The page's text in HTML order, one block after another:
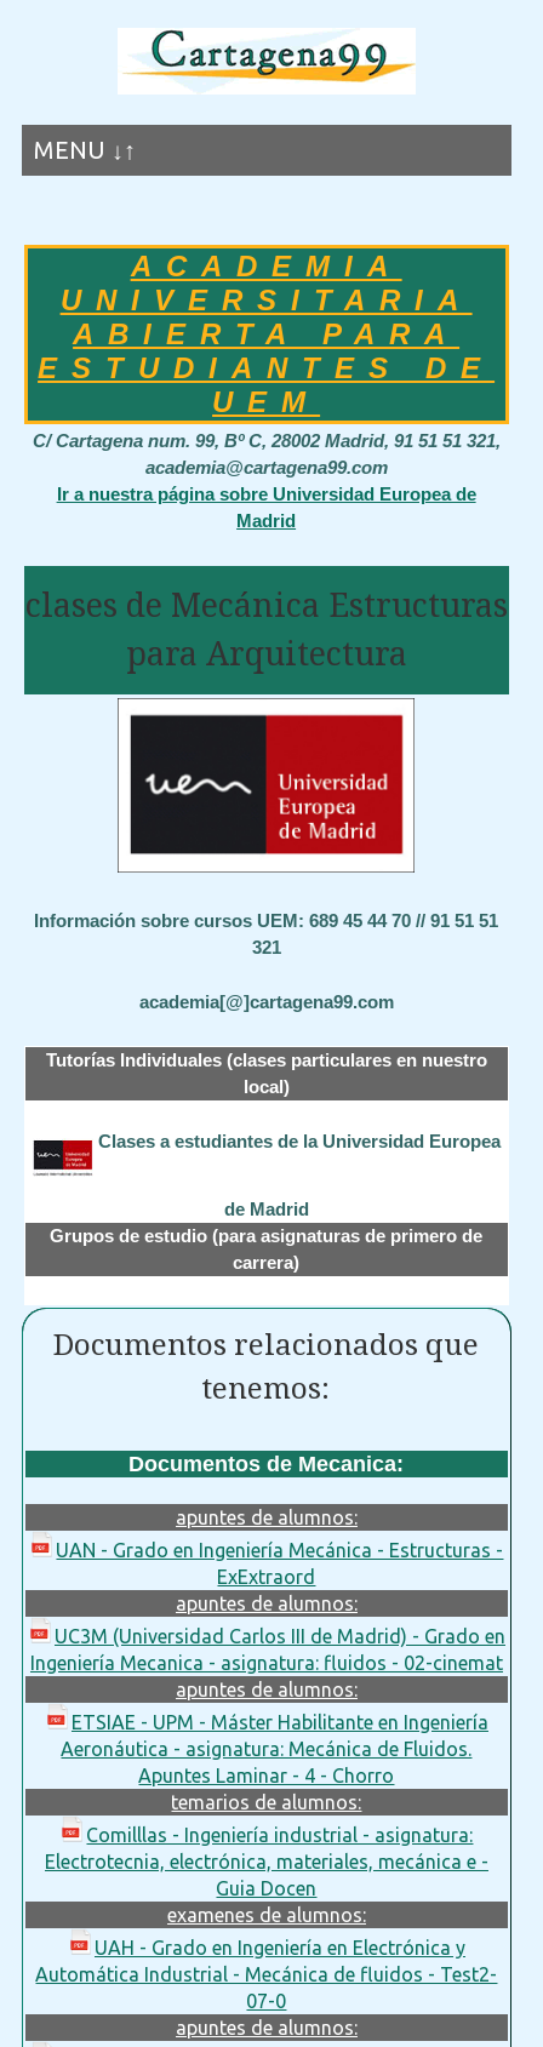
MENU ↓↑
ACADEMIA
UNIVERSITARIA
ABIERTA PARA
ESTUDIANTES DE
UEM
C/ Cartagena num. 99, Bº C, 28002 Madrid, 91 51 51 321,
academia@cartagena99.com
Ir a nuestra página sobre Universidad Europea de
Madrid
clases de Mecánica Estructuras
para Arquitectura
Información sobre cursos UEM: 689 45 44 70 // 91 51 51
321
academia[@]cartagena99.com
Tutorías Individuales (clases particulares en nuestro
local)
Clases a estudiantes de la Universidad Europea
de Madrid
Grupos de estudio (para asignaturas de primero de
carrera)
Documentos relacionados que
tenemos:
Documentos de Mecanica:
apuntes de alumnos:
UAN - Grado en Ingeniería Mecánica - Estructuras -
ExExtraord
apuntes de alumnos:
UC3M (Universidad Carlos III de Madrid) - Grado en
Ingeniería Mecanica - asignatura: fluidos - 02-cinemat
apuntes de alumnos:
ETSIAE - UPM - Máster Habilitante en Ingeniería
Aeronáutica - asignatura: Mecánica de Fluidos.
Apuntes Laminar - 4 - Chorro
temarios de alumnos:
Comilllas - Ingeniería industrial - asignatura:
Electrotecnia, electrónica, materiales, mecánica e -
Guia Docen
examenes de alumnos:
UAH - Grado en Ingeniería en Electrónica y
Automática Industrial - Mecánica de fluidos - Test2-
07-0
apuntes de alumnos: